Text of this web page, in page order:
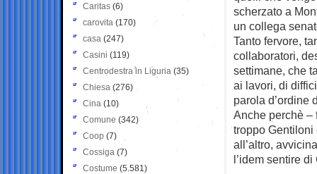
scherzato a
un collega
Tanto fervore,
collaboratori,
settimane, che
ai lavori, di
parola d’ordine
Anche perchè –
troppo Gentiloni
all’altro,
l’idem sentire
Caritas (6)
carovita (170)
casa (247)
Casini (119)
Centrodestra in Liguria (35)
Chiesa (276)
Cina (10)
Comune (342)
Coop (7)
Cossiga (7)
Costume (5.581)